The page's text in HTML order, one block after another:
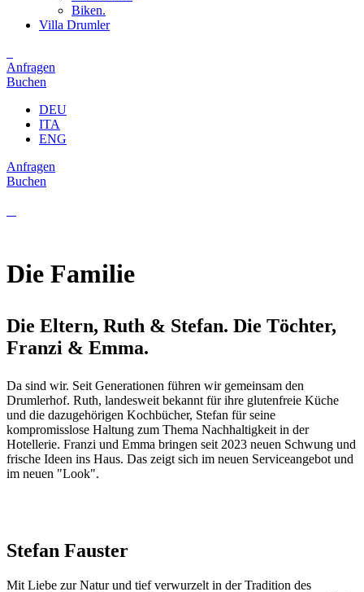
Biken.
Villa Drumler
Anfragen
Buchen
DEU
ITA
ENG
Anfragen
Buchen
Die Familie
Die Eltern, Ruth & Stefan. Die Töchter,
Franzi & Emma.
Da sind wir. Seit Generationen führen wir gemeinsam den
Drumlerhof. Ruth, landesweit bekannt für ihre glutenfreie Küche
und die dazugehörigen Kochbücher, Stefan für seine
kompromisslose Haltung zum Thema Nachhaltigkeit in der
Hotellerie. Franzi und Emma bringen seit 2023 neuen Schwung und
frische Ideen ins Haus. Das zeigt sich im neuen Serviceangebot und
im neuen "Look".
Stefan Fauster
Mit Liebe zur Natur und tief verwurzelt in der Tradition des